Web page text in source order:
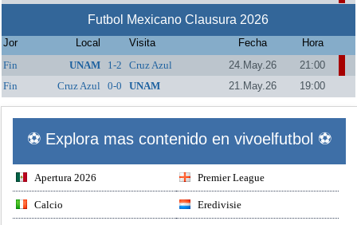
Futbol Mexicano Clausura 2026
Jor Local Visita Fecha
Hora
Fin
UNAM 1-2 Cruz Azul 24.May.26
21:00
Fin
Cruz Azul 0-0 UNAM 21.May.26 19:00
⚽ Explora mas contenido en vivoelfutbol ⚽
Apertura 2026 Premier League
Calcio Eredivisie